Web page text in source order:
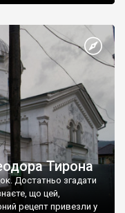
Тирона
Достатньо згадати
що цей,
рецепт привезли у